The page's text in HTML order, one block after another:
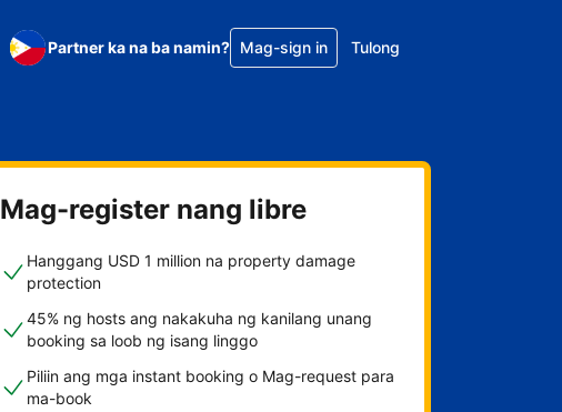
Partner ka na ba namin? Mag-sign in Tulong
Mag-register nang libre
Hanggang USD 1 million na property damage
protection
45% ng hosts ang nakakuha ng kanilang unang
booking sa loob ng isang linggo
Piliin ang mga instant booking o Mag-request para
ma-book